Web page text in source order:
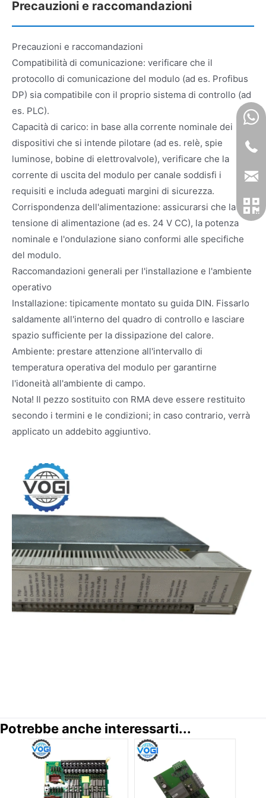
Precauzioni e raccomandazioni
Precauzioni e raccomandazioni
Compatibilità di comunicazione: verificare che il
protocollo di comunicazione del modulo (ad es. Profibus
DP) sia compatibile con il proprio sistema di controllo (ad
es. PLC).
Capacità di carico: in base alla corrente nominale dei
dispositivi che si intende pilotare (ad es. relè, spie
luminose, bobine di elettrovalvole), verificare che la
corrente di uscita del modulo per canale soddisfi i
requisiti e includa adeguati margini di sicurezza.
Corrispondenza dell'alimentazione: assicurarsi che la
tensione di alimentazione (ad es. 24 V CC), la potenza
nominale e l'ondulazione siano conformi alle specifiche
del modulo.
Raccomandazioni generali per l'installazione e l'ambiente
operativo
Installazione: tipicamente montato su guida DIN. Fissarlo
saldamente all'interno del quadro di controllo e lasciare
spazio sufficiente per la dissipazione del calore.
Ambiente: prestare attenzione all'intervallo di
temperatura operativa del modulo per garantirne
l'idoneità all'ambiente di campo.
Nota! Il pezzo sostituito con RMA deve essere restituito
secondo i termini e le condizioni; in caso contrario, verrà
applicato un addebito aggiuntivo.
Potrebbe anche interessarti...